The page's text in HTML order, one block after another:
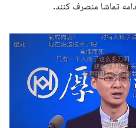
تماشا منصرف کنند.